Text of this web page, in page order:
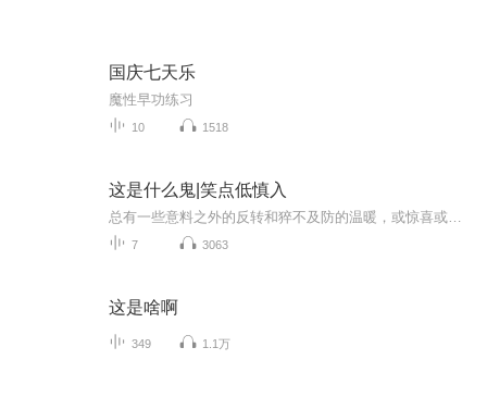
国庆七天乐
魔性早功练习
10 1518
这是什么鬼|笑点低慎入
7 3063
这是啥啊
349 1.1万